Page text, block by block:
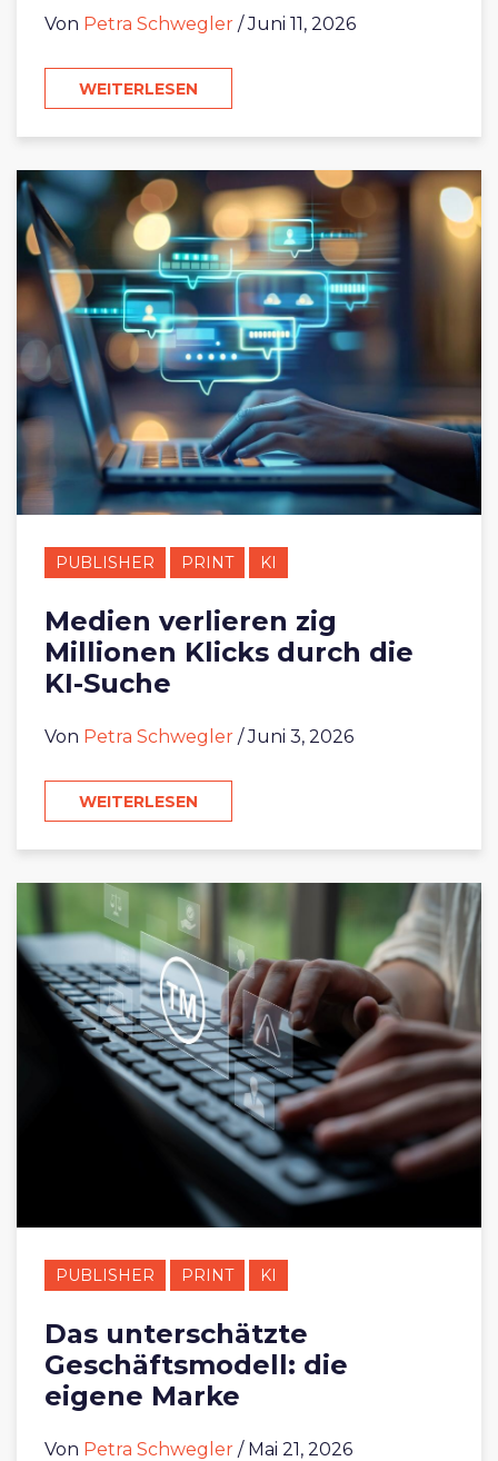
Von Petra Schwegler / Juni 11, 2026
WEITERLESEN
PUBLISHER PRINT KI
Medien verlieren zig
Millionen Klicks durch die
KI-Suche
Von Petra Schwegler / Juni 3, 2026
WEITERLESEN
PUBLISHER PRINT KI
Das unterschätzte
Geschäftsmodell: die
eigene Marke
Von Petra Schwegler / Mai 21, 2026